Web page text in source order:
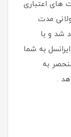
های اعتباری
مدت
شد و با
به شما
به
.